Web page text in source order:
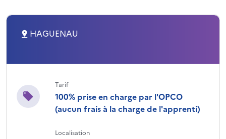
HAGUENAU
Tarif
100% prise en charge par l'OPCO
(aucun frais à la charge de l'apprenti)
Localisation